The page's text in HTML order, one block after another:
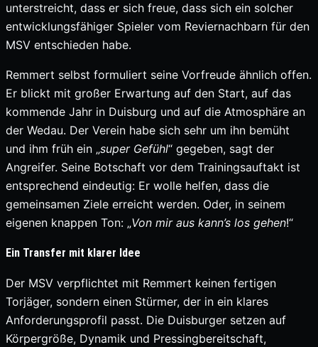
unterstreicht, dass er sich freue, dass sich ein solcher
entwicklungsfähiger Spieler vom Reviernachbarn für den
MSV entschieden habe.
Remmert selbst formuliert seine Vorfreude ähnlich offen.
Er blickt mit großer Erwartung auf den Start, auf das
kommende Jahr in Duisburg und auf die Atmosphäre an
der Wedau. Der Verein habe sich sehr um ihn bemüht
und ihm früh ein „super Gefühl“ gegeben, sagt der
Angreifer. Seine Botschaft vor dem Trainingsauftakt ist
entsprechend eindeutig: Er wolle helfen, dass die
gemeinsamen Ziele erreicht werden. Oder, in seinem
eigenen knappen Ton: „Von mir aus kann’s los gehen!“
Ein Transfer mit klarer Idee
Der MSV verpflichtet mit Remmert keinen fertigen
Torjäger, sondern einen Stürmer, der in ein klares
Anforderungsprofil passt. Die Duisburger setzen auf
Körpergröße, Dynamik und Pressingbereitschaft,